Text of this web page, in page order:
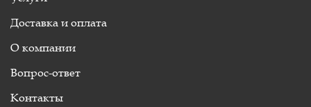
Доставка и оплата
О компании
Вопрос-ответ
Контакты